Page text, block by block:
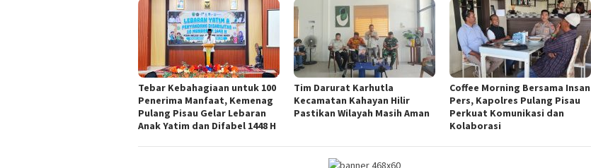
Tebar Kebahagiaan untuk 100
Penerima Manfaat, Kemenag
Pulang Pisau Gelar Lebaran
Anak Yatim dan Difabel 1448 H
Tim Darurat Karhutla
Kecamatan Kahayan Hilir
Pastikan Wilayah Masih Aman
Coffee Morning Bersama Insan
Pers, Kapolres Pulang Pisau
Perkuat Komunikasi dan
Kolaborasi